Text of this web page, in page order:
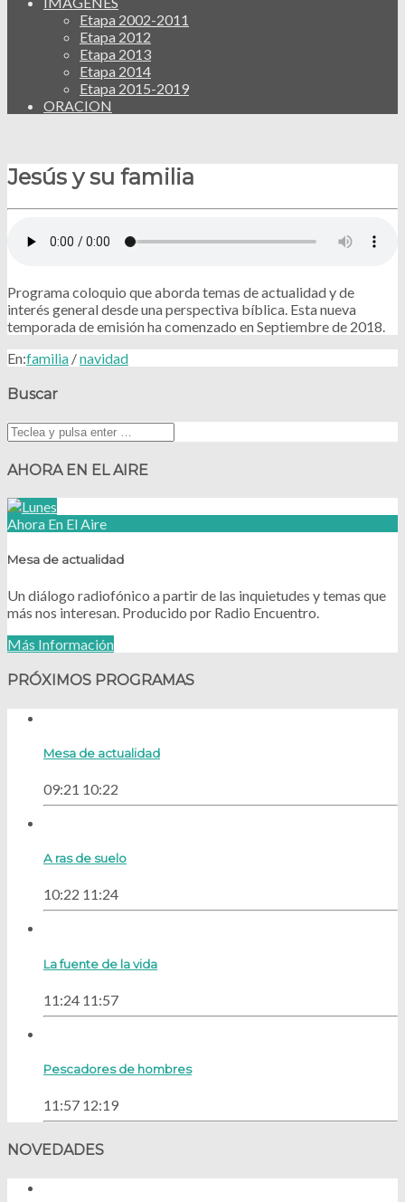
Etapa 2002-2011
Etapa 2012
Etapa 2013
Etapa 2014
Etapa 2015-2019
ORACION
Jesús y su familia
Programa coloquio que aborda temas de actualidad y de
interés general desde una perspectiva bíblica. Esta nueva
temporada de emisión ha comenzado en Septiembre de 2018.
En:familia /navidad
Buscar
AHORA EN EL AIRE
Ahora En El Aire
Mesa de actualidad
Un diálogo radiofónico a partir de las inquietudes y temas que
más nos interesan. Producido por Radio Encuentro.
Más Información
PRÓXIMOS PROGRAMAS
Mesa de actualidad
09:21 10:22
A ras de suelo
10:22 11:24
La fuente de la vida
11:24 11:57
Pescadores de hombres
11:57 12:19
NOVEDADES